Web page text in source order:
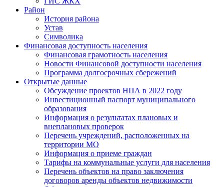
Район
История района
Устав
Символика
Финансовая доступность населения
Финансовая грамотность населения
Новости Финансовой доступности населения
Программа долгосрочных сбережений
Открытые данные
Обсуждение проектов НПА в 2022 году
Инвестиционный паспорт муниципального
образования
Информация о результатах плановых и
внеплановых проверок
Перечень учреждений, расположенных на
территории МО
Информация о приеме граждан
Тарифы на коммунальные услуги для населения
Перечень объектов на право заключения
договоров аренды объектов недвижимости